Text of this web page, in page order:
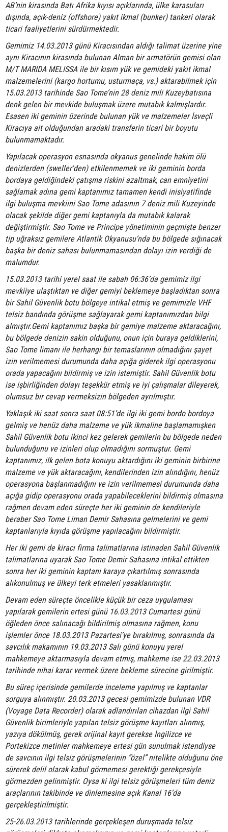
AB’nin kirasında Batı Afrika kıyısı açıklarında, ülke karasuları
dışında, açık-deniz (offshore) yakıt ikmal (bunker) tankeri olarak
ticari faaliyetlerini sürdürmektedir.
Gemimiz 14.03.2013 günü Kiracısından aldığı talimat üzerine yine
aynı Kiracının kirasında bulunan Alman bir armatörün gemisi olan
M/T MARIDA MELISSA ile bir kısım yük ve gemideki yakıt ikmal
malzemelerini (kargo hortumu, usturmaça, vs.) aktarabilmek için
15.03.2013 tarihinde Sao Tome’nin 28 deniz mili Kuzeybatısına
denk gelen bir mevkide buluşmak üzere mutabık kalmışlardır.
Esasen iki geminin üzerinde bulunan yük ve malzemeler İsveçli
Kiracıya ait olduğundan aradaki transferin ticari bir boyutu
bulunmamaktadır.
Yapılacak operasyon esnasında okyanus genelinde hakim ölü
denizlerden (sweller'den) etkilenmemek ve iki geminin borda
bordaya geldiğindeki çatışma riskini azaltmak, can emniyetini
sağlamak adına gemi kaptanımız tamamen kendi inisiyatifinde
ilgi buluşma mevkiini Sao Tome adasının 7 deniz mili Kuzeyinde
olacak şekilde diğer gemi kaptanıyla da mutabık kalarak
değiştirmiştir. Sao Tome ve Principe yönetiminin geçmişte benzer
tip uğraksız gemilere Atlantik Okyanusu’nda bu bölgede sığınacak
başka bir deniz sahası bulunmamasından dolayı izin verdiği de
malumdur.
15.03.2013 tarihi yerel saat ile sabah 06:36’da gemimiz ilgi
mevkiiye ulaştıktan ve diğer gemiyi beklemeye başladıktan sonra
bir Sahil Güvenlik botu bölgeye intikal etmiş ve gemimizle VHF
telsiz bandında görüşme sağlayarak gemi kaptanımızdan bilgi
almıştır.Gemi kaptanımız başka bir gemiye malzeme aktaracağını,
bu bölgede denizin sakin olduğunu, onun için buraya geldiklerini,
Sao Tome limanı ile herhangi bir temaslarının olmadığını şayet
izin verilmemesi durumunda daha açığa giderek ilgi operasyonu
orada yapacağını bildirmiş ve izin istemiştir. Sahil Güvenlik botu
ise işbirliğinden dolayı teşekkür etmiş ve iyi çalışmalar dileyerek,
olumsuz bir cevap vermeksizin bölgeden ayrılmıştır.
Yaklaşık iki saat sonra saat 08:51’de ilgi iki gemi bordo bordoya
gelmiş ve henüz daha malzeme ve yük ikmaline başlamamışken
Sahil Güvenlik botu ikinci kez gelerek gemilerin bu bölgede neden
bulunduğunu ve izinleri olup olmadığını sormuştur. Gemi
kaptanımız, ilk gelen bota konuyu aktardığını iki geminin birbirine
malzeme ve yük aktaracağını, kendilerinden izin alındığını, henüz
operasyona başlanmadığını ve izin verilmemesi durumunda daha
açığa gidip operasyonu orada yapabileceklerini bildirmiş olmasına
rağmen devam eden süreçte her iki geminin de kendileriyle
beraber Sao Tome Liman Demir Sahasına gelmelerini ve gemi
kaptanlarıyla kıyıda görüşme yapılacağını bildirmiştir.
Her iki gemi de kiracı firma talimatlarına istinaden Sahil Güvenlik
talimatlarına uyarak Sao Tome Demir Sahasına intikal ettikten
sonra her iki geminin kaptanı karaya çıkartılmış sonrasında
alıkonulmuş ve ülkeyi terk etmeleri yasaklanmıştır.
Devam eden süreçte öncelikle küçük bir ceza uygulaması
yapılarak gemilerin ertesi günü 16.03.2013 Cumartesi günü
öğleden önce salınacağı bildirilmiş olmasına rağmen, konu
işlemler önce 18.03.2013 Pazartesi’ye bırakılmış, sonrasında da
savcılık makamının 19.03.2013 Salı günü konuyu yerel
mahkemeye aktarmasıyla devam etmiş, mahkeme ise 22.03.2013
tarihinde nihai karar vermek üzere bekleme sürecine girilmiştir.
Bu süreç içerisinde gemilerde inceleme yapılmış ve kaptanlar
sorguya alınmıştır. 20.03.2013 gecesi gemimizde bulunan VDR
(Voyage Data Recorder) olarak adlandırılan cihazdan ilgi Sahil
Güvenlik birimleriyle yapılan telsiz görüşme kayıtları alınmış,
yazıya dökülmüş, gerek orijinal kayıt gerekse İngilizce ve
Portekizce metinler mahkemeye ertesi gün sunulmak istendiyse
de savcının ilgi telsiz görüşmelerinin “özel” nitelikte olduğunu öne
sürerek delil olarak kabul görmemesi gerektiği gerekçesiyle
görmezden gelinmiştir. Oysa ki ilgi telsiz görüşmeleri tüm deniz
araçlarının takibinde ve dinlemesine açık Kanal 16’da
gerçekleştirilmiştir.
25-26.03.2013 tarihlerinde gerçekleşen duruşmada telsiz